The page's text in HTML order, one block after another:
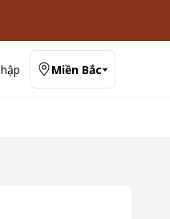
Miền Bắc